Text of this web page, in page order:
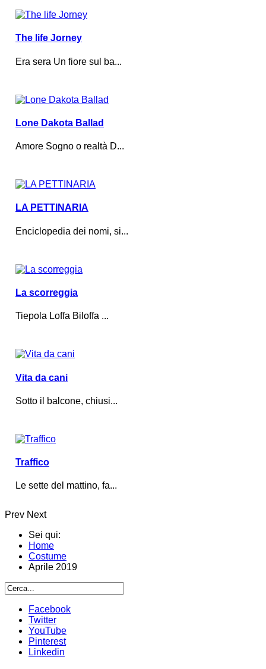
The life Jorney
Era sera Un fiore sul ba...
Lone Dakota Ballad
Amore Sogno o realtà D...
LA PETTINARIA
Enciclopedia dei nomi, si...
La scorreggia
Tiepola Loffa Biloffa ...
Vita da cani
Sotto il balcone, chiusi...
Traffico
Le sette del mattino, fa...
Prev Next
Sei qui:
Home
Costume
Aprile 2019
Facebook
Twitter
YouTube
Pinterest
Linkedin